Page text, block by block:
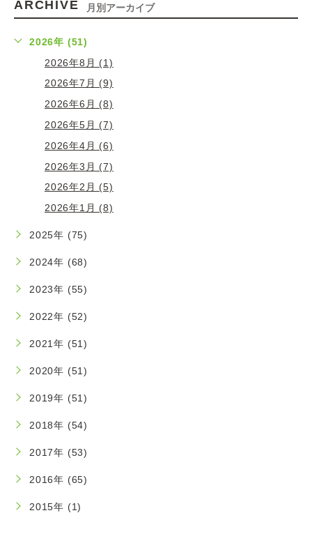
ARCHIVE 月別アーカイブ
2026年 (51)
2026年8月 (1)
2026年7月 (9)
2026年6月 (8)
2026年5月 (7)
2026年4月 (6)
2026年3月 (7)
2026年2月 (5)
2026年1月 (8)
2025年 (75)
2024年 (68)
2023年 (55)
2022年 (52)
2021年 (51)
2020年 (51)
2019年 (51)
2018年 (54)
2017年 (53)
2016年 (65)
2015年 (1)